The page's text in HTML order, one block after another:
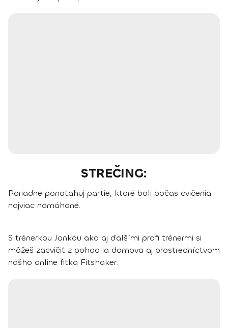
STREČING:
Poriadne ponaťahuj partie, ktoré boli počas cvičenia
najviac namáhané.
S trénerkou Jankou ako aj ďalšími profi trénermi si
môžeš zacvičiť z pohodlia domova aj prostredníctvom
nášho online fitka Fitshaker: